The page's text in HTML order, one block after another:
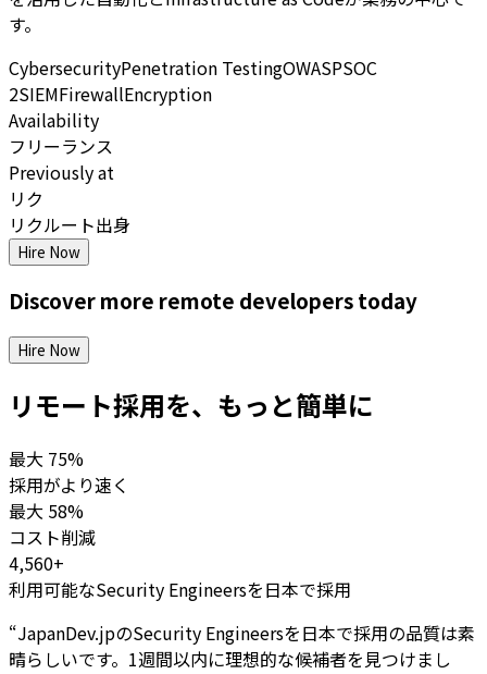
す。
CybersecurityPenetration TestingOWASPSOC
2SIEMFirewallEncryption
Availability
フリーランス
Previously at
リク
リクルート出身
Hire Now
Discover more remote developerstoday
Hire Now
リモート採用を、もっと簡単に
最大 75%
採用がより速く
最大 58%
コスト削減
4,560+
利用可能なSecurity Engineersを日本で採用
“JapanDev.jpのSecurity Engineersを日本で採用の品質は素
晴らしいです。1週間以内に理想的な候補者を見つけまし